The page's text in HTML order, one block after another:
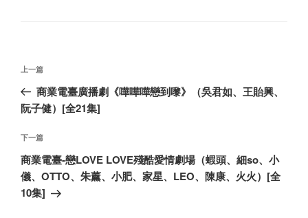
文
导
航
上
一
篇
章
上一篇
商業電臺廣播劇《嘩嘩嘩戀到嚟》（吳君如、王貽興、
阮子健）[全21集]
下
一
篇
文
下一篇
商業電臺-戀LOVE LOVE殘酷愛情劇場（蝦頭、細so、小
儀、OTTO、朱薰、小肥、家星、LEO、陳康、火火）[全
10集]